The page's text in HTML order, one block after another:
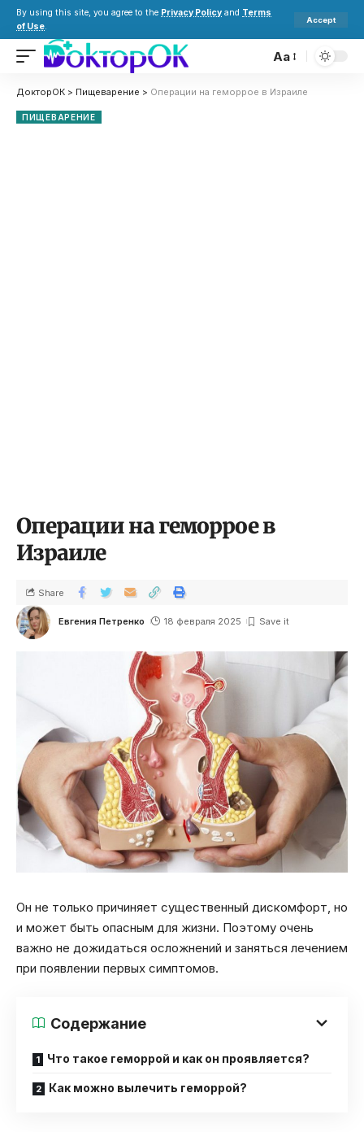
By using this site, you agree to the Privacy Policy and Terms
of Use.
Accept
Aa
ДокторОК > Пищеварение > Операции на геморрое в Израиле
ПИЩЕВАРЕНИЕ
Операции на геморрое в
Израиле
Евгения Петренко 18 февраля 2025
Share
Он не только причиняет существенный дискомфорт, но
и может быть опасным для жизни. Поэтому очень
важно не дожидаться осложнений и заняться лечением
при появлении первых симптомов.
Содержание
Что такое геморрой и как он проявляется?
Как можно вылечить геморрой?